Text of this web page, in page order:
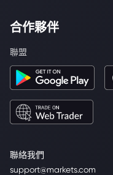
聯絡我們
support@markets.com
合作夥伴
聯盟